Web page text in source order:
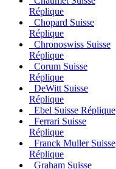
Réplique
Chopard Suisse
Réplique
Chronoswiss Suisse
Réplique
Corum Suisse
Réplique
DeWitt Suisse
Réplique
Ebel Suisse Réplique
Ferrari Suisse
Réplique
Franck Muller Suisse
Réplique
Graham Suisse